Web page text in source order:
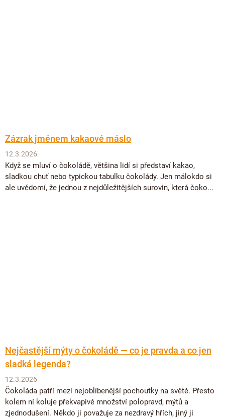
Zázrak jménem kakaové máslo
12.3.2026
Když se mluví o čokoládě, většina lidí si představí kakao,
sladkou chuť nebo typickou tabulku čokolády. Jen málokdo si
ale uvědomí, že jednou z nejdůležitějších surovin, která čoko...
Nejčastější mýty o čokoládě — co je pravda a co jen
sladká legenda?
12.3.2026
Čokoláda patří mezi nejoblíbenější pochoutky na světě. Přesto
kolem ní koluje překvapivé množství polopravd, mýtů a
zjednodušení. Někdo ji považuje za nezdravý hřích, jiný ji